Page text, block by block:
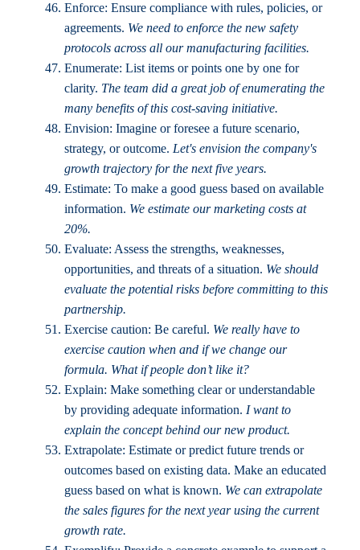
Enforce: Ensure compliance with rules, policies, or
agreements. We need to enforce the new safety
protocols across all our manufacturing facilities.
Enumerate: List items or points one by one for
clarity. The team did a great job of enumerating the
many benefits of this cost-saving initiative.
Envision: Imagine or foresee a future scenario,
strategy, or outcome. Let's envision the company's
growth trajectory for the next five years.
Estimate: To make a good guess based on available
information. We estimate our marketing costs at
20%.
Evaluate: Assess the strengths, weaknesses,
opportunities, and threats of a situation. We should
evaluate the potential risks before committing to this
partnership.
Exercise caution: Be careful. We really have to
exercise caution when and if we change our
formula. What if people don’t like it?
Explain: Make something clear or understandable
by providing adequate information. I want to
explain the concept behind our new product.
Extrapolate: Estimate or predict future trends or
outcomes based on existing data. Make an educated
guess based on what is known. We can extrapolate
the sales figures for the next year using the current
growth rate.